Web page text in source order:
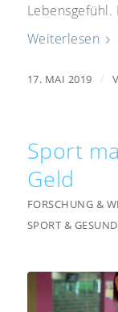
Weiterlesen
17. MAI 2019 /
Sport
Geld
FORSCHUNG &
SPORT &